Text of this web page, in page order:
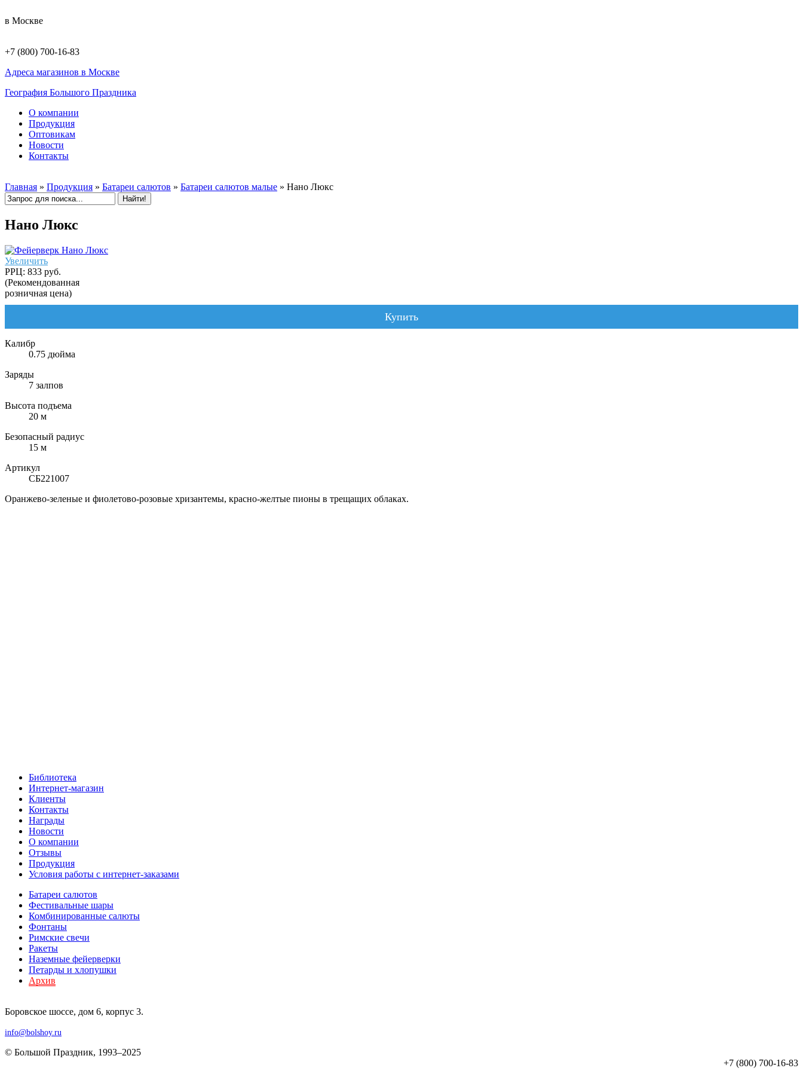
в Москве
+7 (800) 700-16-83
Адреса магазинов в Москве
География Большого Праздника
О компании
Продукция
Оптовикам
Новости
Контакты
Главная » Продукция » Батареи салютов » Батареи салютов малые » Нано Люкс
Нано Люкс
Увеличить
РРЦ: 833 руб.
(Рекомендованная
розничная цена)
Купить
Калибр
0.75 дюйма
Заряды
7 залпов
Высота подъема
20 м
Безопасный радиус
15 м
Артикул
СБ221007
Оранжево-зеленые и фиолетово-розовые хризантемы, красно-желтые пионы в трещащих облаках.
Библиотека
Интернет-магазин
Клиенты
Контакты
Награды
Новости
О компании
Отзывы
Продукция
Условия работы с интернет-заказами
Батареи салютов
Фестивальные шары
Комбинированные салюты
Фонтаны
Римские свечи
Ракеты
Наземные фейерверки
Петарды и хлопушки
Архив
Боровское шоссе, дом 6, корпус 3.
info@bolshoy.ru
© Большой Праздник, 1993–2025
+7 (800) 700-16-83